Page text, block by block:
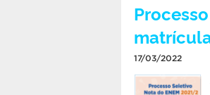
17/03/2022